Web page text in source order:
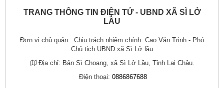
TRANG THÔNG TIN ĐIỆN TỬ - UBND XÃ SÌ LỞ
LẦU
Đơn vị chủ quản : Chịu trách nhiệm chính: Cao Văn Trinh - Phó
Chủ tịch UBND xã Sì Lở lầu
Địa chỉ: Bản Sì Choang, xã Sì Lở Lầu, Tỉnh Lai Châu.
Điện thoại: 0886867688